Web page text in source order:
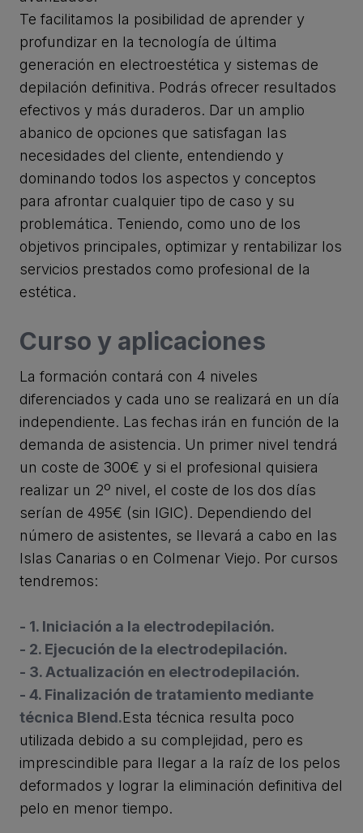
Te facilitamos la posibilidad de aprender y
profundizar en la tecnología de última
generación en electroestética y sistemas de
depilación definitiva. Podrás ofrecer resultados
efectivos y más duraderos. Dar un amplio
abanico de opciones que satisfagan las
necesidades del cliente, entendiendo y
dominando todos los aspectos y conceptos
para afrontar cualquier tipo de caso y su
problemática. Teniendo, como uno de los
objetivos principales, optimizar y rentabilizar los
servicios prestados como profesional de la
estética.
Curso y aplicaciones
La formación contará con 4 niveles
diferenciados y cada uno se realizará en un día
independiente. Las fechas irán en función de la
demanda de asistencia. Un primer nivel tendrá
un coste de 300€ y si el profesional quisiera
realizar un 2º nivel, el coste de los dos días
serían de 495€ (sin IGIC). Dependiendo del
número de asistentes, se llevará a cabo en las
Islas Canarias o en Colmenar Viejo. Por cursos
tendremos:
- 1. Iniciación a la electrodepilación.
- 2. Ejecución de la electrodepilación.
- 3. Actualización en electrodepilación.
- 4. Finalización de tratamiento mediante
técnica Blend.Esta técnica resulta poco
utilizada debido a su complejidad, pero es
imprescindible para llegar a la raíz de los pelos
deformados y lograr la eliminación definitiva del
pelo en menor tiempo.